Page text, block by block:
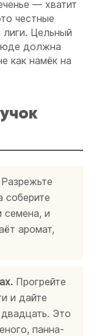
— хватит
честные
лиги. Цельный
должна
как намёк на
Разрежьте
соберите
семена, и
аромат,
Прогрейте
и дайте
Это
панна-